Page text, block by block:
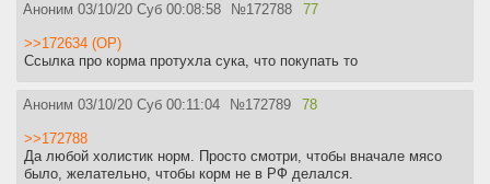
Аноним 03/10/20 Суб 00:08:58 №172788 77
>>172634 (OP)
Ссылка про корма протухла сука, что покупать то
Аноним 03/10/20 Суб 00:11:04 №172789 78
>>172788
Да любой холистик норм. Просто смотри, чтобы вначале мясо
было, желательно, чтобы корм не в РФ делался.